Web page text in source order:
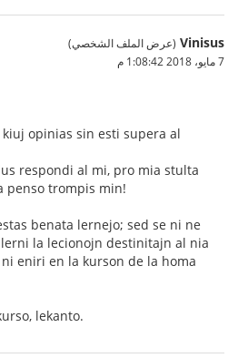
Vinisus (عرض الملف الشخصي)
7 مايو، 2018 1:08:42 م
opinias sin esti supera al
respondi al mi, pro mia stulta
penso trompis min!
benata lernejo; sed se ni ne
la lecionojn destinitajn al nia
eniri en la kurson de la homa
lekanto.